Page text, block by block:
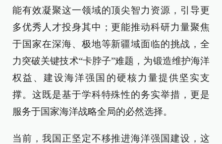
能有效凝聚这一领域的顶尖智力资源，引导更
多优秀人才投身其中；更能推动科研力量聚焦
于国家在深海、极地等新疆域面临的挑战，全
力突破关键技术“卡脖子”难题，为锻造维护海洋
权益、建设海洋强国的硬核力量提供坚实支
撑。这既是基于学科特殊性的务实举措，更是
服务于国家海洋战略全局的必然选择。
当前，我国正坚定不移推进海洋强国建设，这